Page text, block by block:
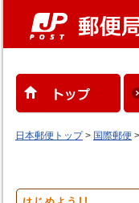
日本郵便トップ> 国際郵便 >